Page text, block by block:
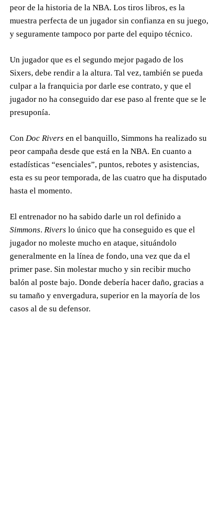
peor de la historia de la NBA. Los tiros libros, es la
muestra perfecta de un jugador sin confianza en su juego,
y seguramente tampoco por parte del equipo técnico.
Un jugador que es el segundo mejor pagado de los
Sixers, debe rendir a la altura. Tal vez, también se pueda
culpar a la franquicia por darle ese contrato, y que el
jugador no ha conseguido dar ese paso al frente que se le
presuponía.
Con Doc Rivers en el banquillo, Simmons ha realizado su
peor campaña desde que está en la NBA. En cuanto a
estadísticas “esenciales”, puntos, rebotes y asistencias,
esta es su peor temporada, de las cuatro que ha disputado
hasta el momento.
El entrenador no ha sabido darle un rol definido a
Simmons. Rivers lo único que ha conseguido es que el
jugador no moleste mucho en ataque, situándolo
generalmente en la línea de fondo, una vez que da el
primer pase. Sin molestar mucho y sin recibir mucho
balón al poste bajo. Donde debería hacer daño, gracias a
su tamaño y envergadura, superior en la mayoría de los
casos al de su defensor.